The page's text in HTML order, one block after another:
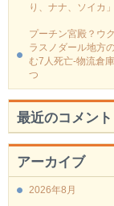
り、ナナ、ソイカ
プーチン宮殿？ウ
ラスノダール地方
む7人死亡-物流倉
つ
最近のコメント
アーカイブ
2026年8月